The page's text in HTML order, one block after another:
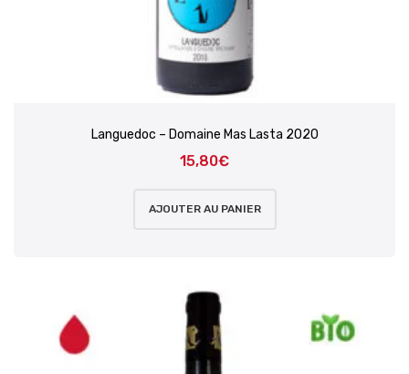
Languedoc – Domaine Mas Lasta 2020
15,80€
AJOUTER AU PANIER